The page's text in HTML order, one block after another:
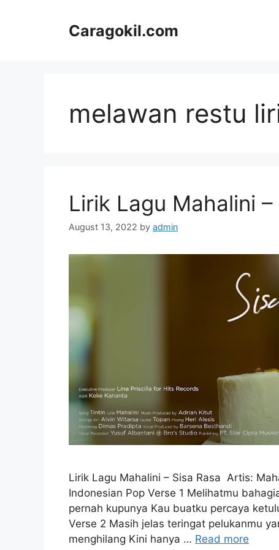
Caragokil.com
melawan restu
Lirik Lagu Mahalini
August 13, 2022 by admin
Lirik Lagu Mahalini – Sisa Rasa Artis:
Indonesian Pop Verse 1 Melihatmu
pernah kupunya Kau buatku percaya
Verse 2 Masih jelas teringat pelukanmu
menghilang Kini hanya … Read more